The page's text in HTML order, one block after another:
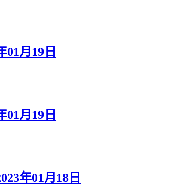
月19日
月19日
年01月18日